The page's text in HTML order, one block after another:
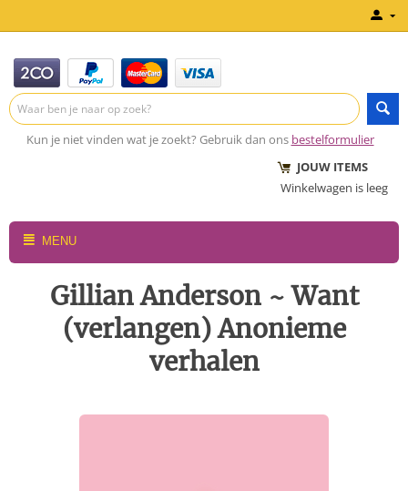
Kun je niet vinden wat je zoekt? Gebruik dan ons bestelformulier
JOUW ITEMS
Winkelwagen is leeg
MENU
Gillian Anderson ~ Want
(verlangen) Anonieme
verhalen